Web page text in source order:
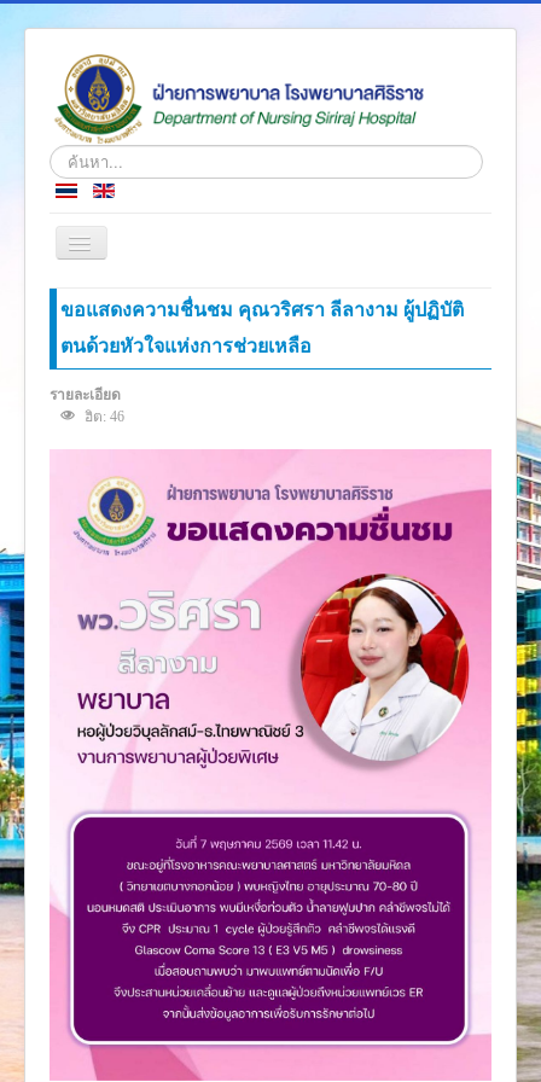
ค้นหา...
สลับ
เก
ชั่น
หน้าแรก
ข่าว
เกี่ยวกับเรา
โครงสร้างองค์กร
ตำราวิชาการ
งานวิจัย
คู่มือการพยาบาล
งานวิเคราะห์/สังเคราะห์
เอกสารประกอบการสอน
นวัตกรรม
Download
คำถาม/ร้องเรียน
ขอแสดงความชื่นชม คุณวริศรา ลีลางาม ผู้ปฏิบัติ
ตนด้วยหัวใจแห่งการช่วยเหลือ
รายละเอียด
ฮิต: 46